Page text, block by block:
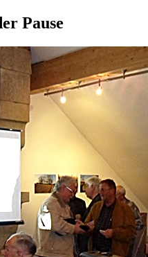
Pause